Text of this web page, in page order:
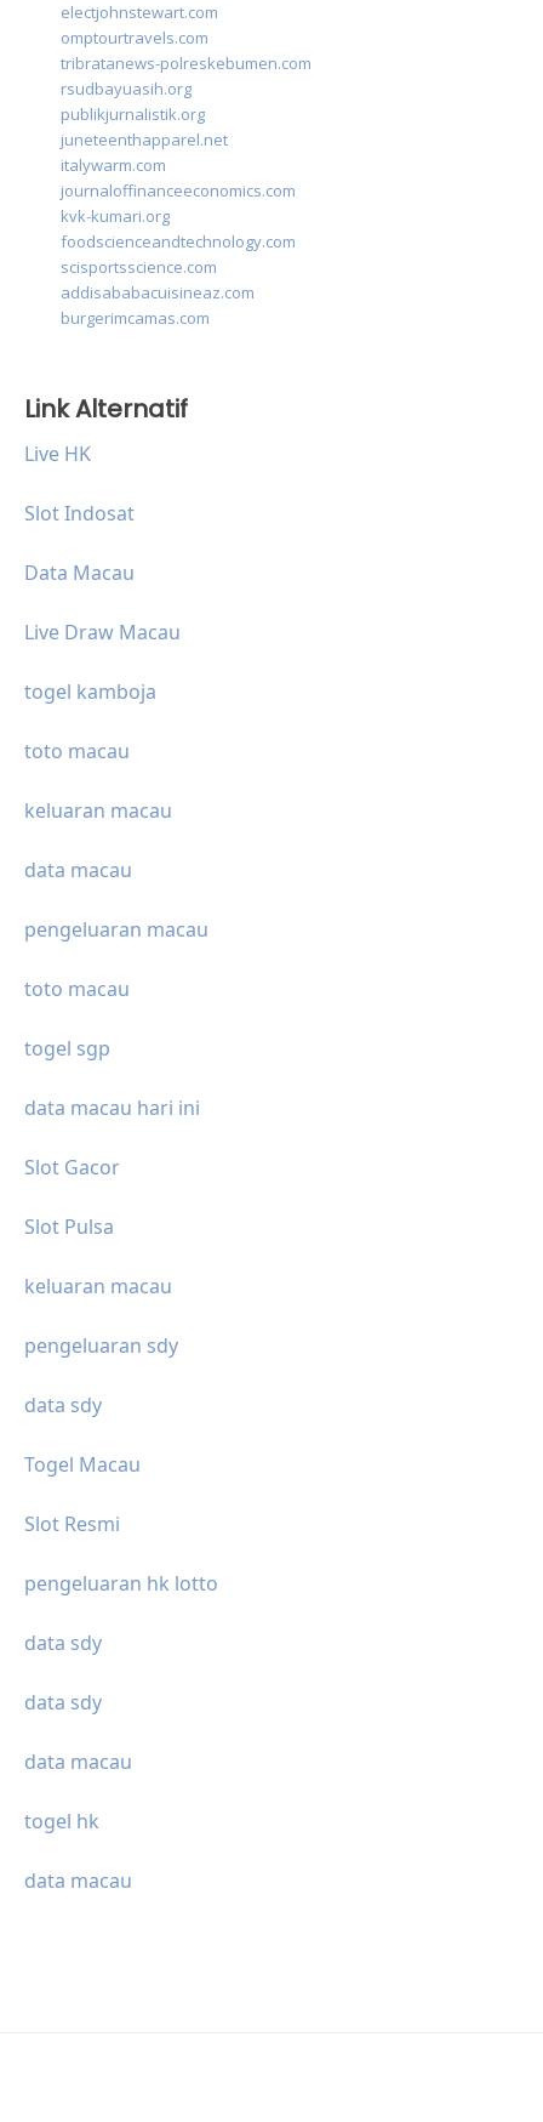
electjohnstewart.com
omptourtravels.com
tribratanews-polreskebumen.com
rsudbayuasih.org
publikjurnalistik.org
juneteenthapparel.net
italywarm.com
journaloffinanceeconomics.com
kvk-kumari.org
foodscienceandtechnology.com
scisportsscience.com
addisababacuisineaz.com
burgerimcamas.com
Link Alternatif
Live HK
Slot Indosat
Data Macau
Live Draw Macau
togel kamboja
toto macau
keluaran macau
data macau
pengeluaran macau
toto macau
togel sgp
data macau hari ini
Slot Gacor
Slot Pulsa
keluaran macau
pengeluaran sdy
data sdy
Togel Macau
Slot Resmi
pengeluaran hk lotto
data sdy
data sdy
data macau
togel hk
data macau